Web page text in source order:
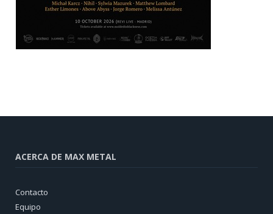
ACERCA DE MAX METAL
Contacto
Equipo